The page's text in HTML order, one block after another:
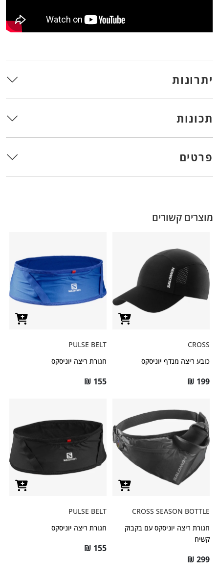
יתרונות
תכונות
פרטים
מוצרים קשורים
CROSS
כובע ריצה מנדף יוניסקס
₪ 199
PULSE BELT
חגורת ריצה יוניסקס
₪ 155
CROSS SEASON BOTTLE
חגורת ריצה יוניסקס עם בקבוק
קשיח
₪ 299
PULSE BELT
חגורת ריצה יוניסקס
₪ 155